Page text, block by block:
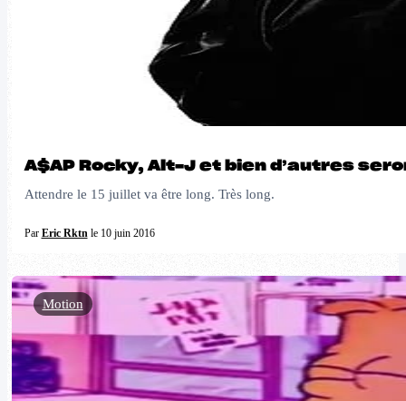
A$AP Rocky, Alt-J et bien d’autres
Attendre le 15 juillet va être long. Très long.
Par Eric Rktnle 10 juin 2016
Motion